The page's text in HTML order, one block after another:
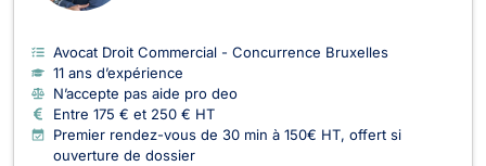
Avocat Droit Commercial - Concurrence Bruxelles
11 ans d’expérience
N’accepte pas aide pro deo
Entre 175 € et 250 € HT
Premier rendez-vous de 30 min à 150€ HT, offert si
ouverture de dossier